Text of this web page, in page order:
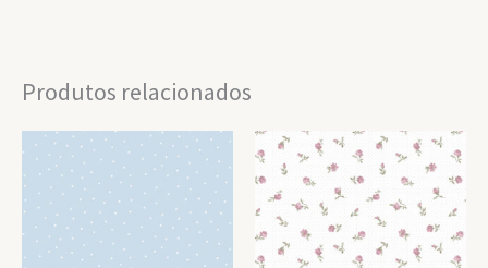
Produtos relacionados